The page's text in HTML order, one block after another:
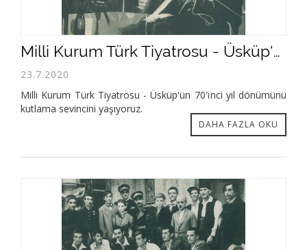
Milli Kurum Türk Tiyatrosu - Üsküp'ün 70'ïnci yıl dönümünü kutlama sevincini yaşıyoruz.
23.7.2020
Milli Kurum Türk Tiyatrosu - Üsküp'ün 70'ïnci yıl dönümünü
kutlama sevincini yaşıyoruz.
DAHA FAZLA OKU